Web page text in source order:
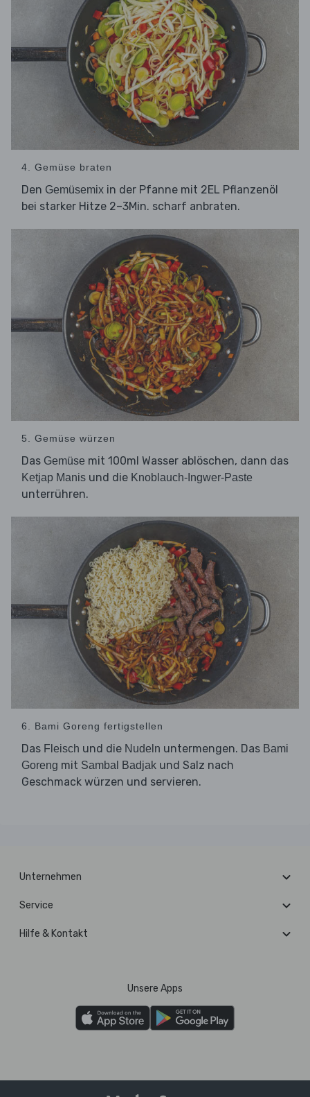
4. Gemüse braten
Den Gemüsemix in der Pfanne mit 2EL Pflanzenöl
bei starker Hitze 2–3Min. scharf anbraten.
5. Gemüse würzen
Das Gemüse mit 100ml Wasser ablöschen, dann das
Ketjap Manis und die Knoblauch-Ingwer-Paste
unterrühren.
6. Bami Goreng fertigstellen
Das Fleisch und die Nudeln untermengen. Das Bami
Goreng mit Sambal Badjak und Salz nach
Geschmack würzen und servieren.
Unternehmen
Service
Hilfe & Kontakt
Unsere Apps